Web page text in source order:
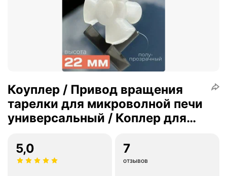
Коуплер / Привод вращения
тарелки для микроволной печи
универсальный / Коплер для
5,0
7
отзывов